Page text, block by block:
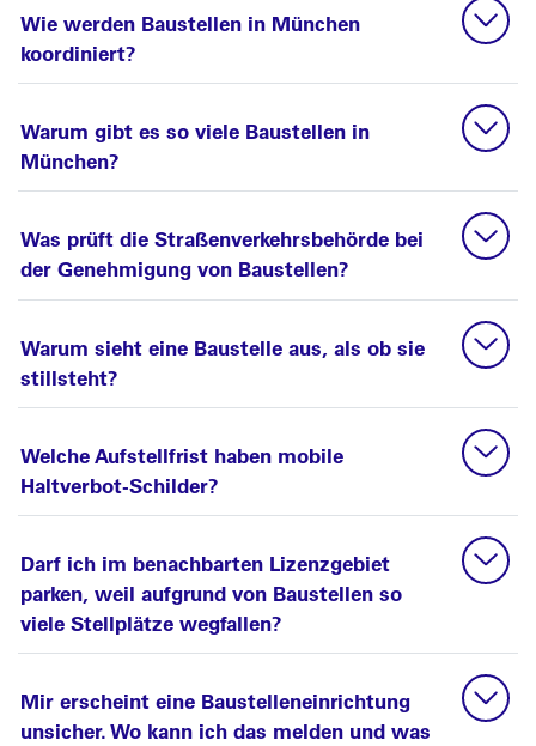
Wie werden Baustellen in München
koordiniert?
Warum gibt es so viele Baustellen in
München?
Was prüft die Straßenverkehrsbehörde bei
der Genehmigung von Baustellen?
Warum sieht eine Baustelle aus, als ob sie
stillsteht?
Welche Aufstellfrist haben mobile
Haltverbot-Schilder?
Darf ich im benachbarten Lizenzgebiet
parken, weil aufgrund von Baustellen so
viele Stellplätze wegfallen?
Mir erscheint eine Baustelleneinrichtung
unsicher. Wo kann ich das melden und was